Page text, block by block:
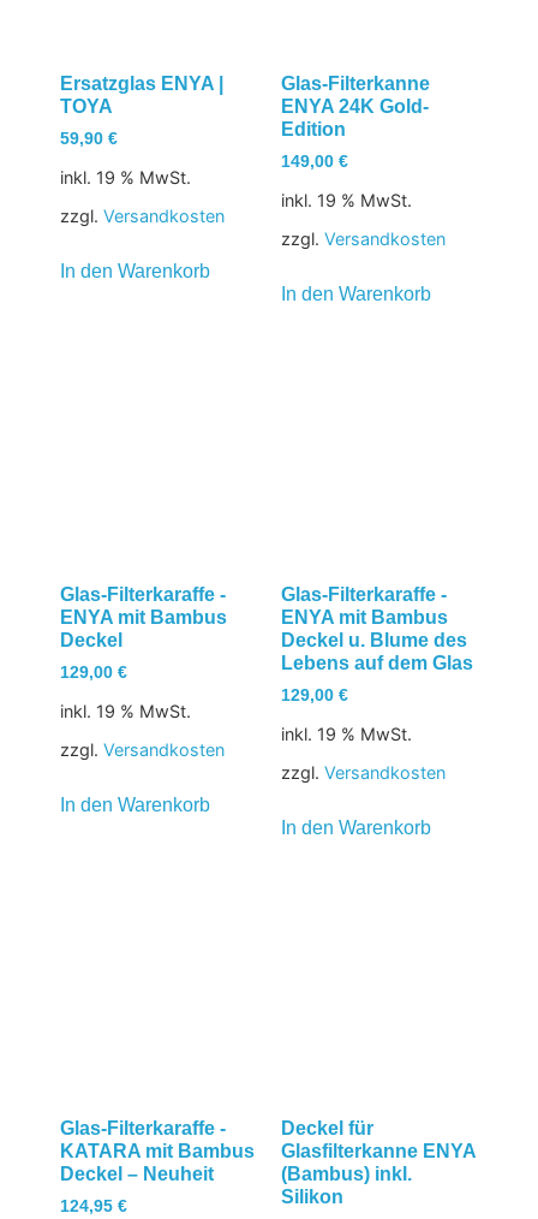
Ersatzglas ENYA |
TOYA
59,90 €
inkl. 19 % MwSt.
zzgl. Versandkosten
In den Warenkorb
Glas-Filterkanne
ENYA 24K Gold-
Edition
149,00 €
inkl. 19 % MwSt.
zzgl. Versandkosten
In den Warenkorb
Glas-Filterkaraffe -
ENYA mit Bambus
Deckel
129,00 €
inkl. 19 % MwSt.
zzgl. Versandkosten
In den Warenkorb
Glas-Filterkaraffe -
ENYA mit Bambus
Deckel u. Blume des
Lebens auf dem Glas
129,00 €
inkl. 19 % MwSt.
zzgl. Versandkosten
In den Warenkorb
Glas-Filterkaraffe -
KATARA mit Bambus
Deckel – Neuheit
124,95 €
Deckel für
Glasfilterkanne ENYA
(Bambus) inkl.
Silikon